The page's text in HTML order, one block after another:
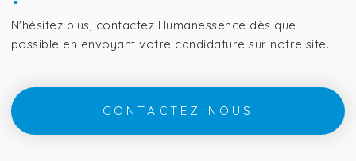
N'hésitez plus, contactez Humanessence dès que
possible en envoyant votre candidature sur notre site.
CONTACTEZ NOUS